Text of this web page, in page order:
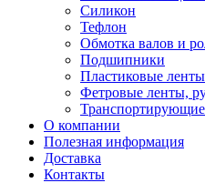
Силикон
Тефлон
Обмотка валов и
Подшипники
Пластиковые ленты
Фетровые ленты,
Транспортирующие
О компании
Полезная информация
Доставка
Контакты